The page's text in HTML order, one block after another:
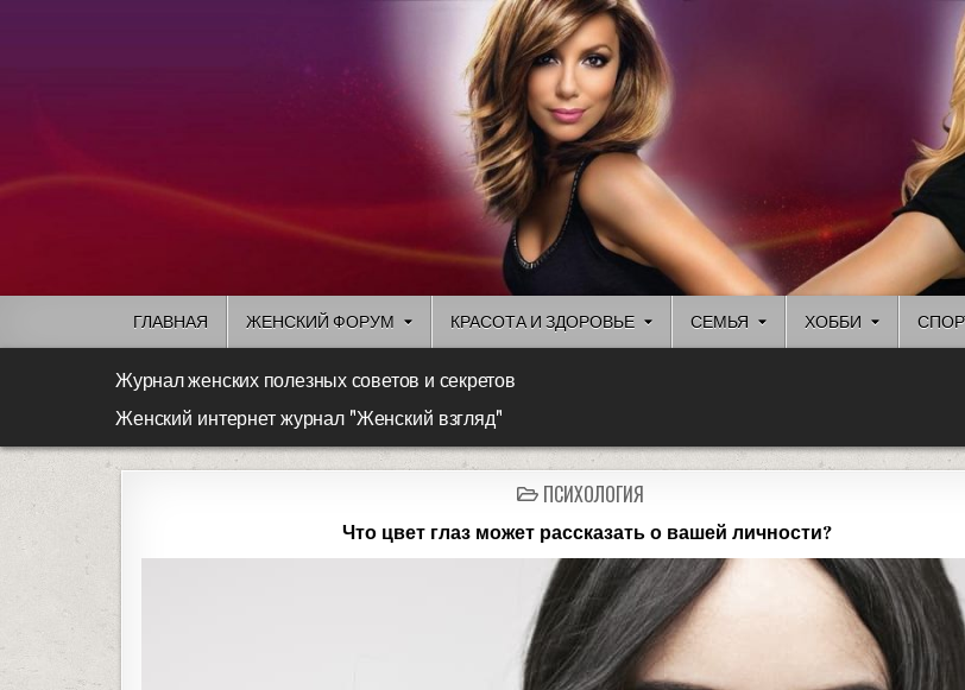
ГЛАВНАЯ ЖЕНСКИЙ ФОРУМ КРАСОТА И ЗДОРОВЬЕ СЕМЬЯ ХОББИ
Журнал женских полезных советов и секретов
Женский интернет журнал "Женский взгляд"
ПСИХОЛОГИЯ
Что цвет глаз может рассказать о вашей личности?